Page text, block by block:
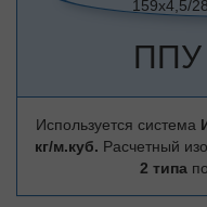
ППУ
Используется система
кг/м.куб. Расчетный
2 типа